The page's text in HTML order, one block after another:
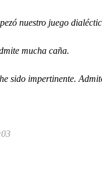
nuestro juego
mucha caña.
sido impertinente.